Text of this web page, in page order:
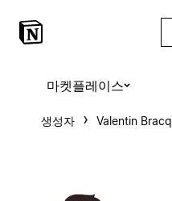
마켓플레이스
생성자 Valentin Bracq